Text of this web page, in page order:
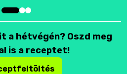
a hétvégén? Oszd meg
is a receptet!